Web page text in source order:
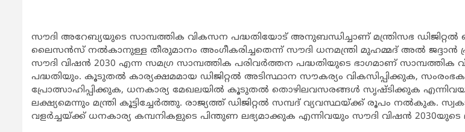
സൗദി അറേബ്യയുടെ സാമ്പത്തിക വികസന പദ്ധതിയോട് അനുബന്ധിച്ചാണ് മന്ത്രിസഭ
ലൈസന്‍സ് നല്‍കാനുള്ള തീരുമാനം അംഗീകരിച്ചതെന്ന് സൗദി ധനമന്ത്രി മുഹമ്മദ് അല്‍ ജദ്ദാന്‍
സൗദി വിഷന്‍ 2030 എന്ന സമഗ്ര സാമ്പത്തിക പരിവര്‍ത്തന പദ്ധതിയുടെ ഭാഗമാണ് സാമ്പത്തിക
പദ്ധതിയും. കൂടുതല്‍ കാര്യക്ഷമമായ ഡിജിറ്റല്‍ അടിസ്ഥാന സൗകര്യം വികസിപ്പിക്കുക,
പ്രോത്സാഹിപ്പിക്കുക, ധനകാര്യ മേഖലയില്‍ കൂടുതല്‍ തൊഴിലവസരങ്ങള്‍ സൃഷ്ടിക്കുക
ലക്ഷ്യമെന്നും മന്ത്രി കൂട്ടിച്ചേര്‍ത്തു. രാജ്യത്ത് ഡിജിറ്റല്‍ സമ്പദ് വ്യവസ്ഥയ്ക്ക് രൂപം നല്‍കുക.
വളര്‍ച്ചയ്ക്ക് ധനകാര്യ കമ്പനികളുടെ പിന്തുണ ലഭ്യമാക്കുക എന്നിവയും സൗദി വിഷന്‍ 2030യുടെ